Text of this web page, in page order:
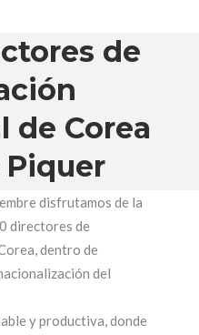
de
de Corea
Piquer
disfrutamos de la
directores de
dentro de
del
y productiva, donde